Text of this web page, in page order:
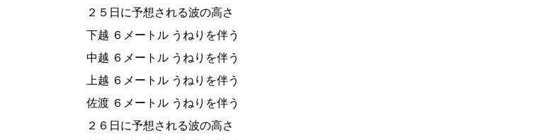
２５日に予想される波の高さ
下越 ６メートル うねりを伴う
中越 ６メートル うねりを伴う
上越 ６メートル うねりを伴う
佐渡 ６メートル うねりを伴う
２６日に予想される波の高さ